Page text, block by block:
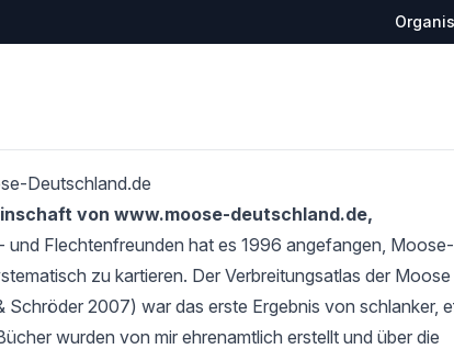
Deutschland.de
von www.moose-deutschland.de,
und Flechtenfreunden hat es 1996 angefangen,
zu kartieren. Der Verbreitungsatlas der Moose
Schröder 2007) war das erste Ergebnis von schlanker,
wurden von mir ehrenamtlich erstellt und über die